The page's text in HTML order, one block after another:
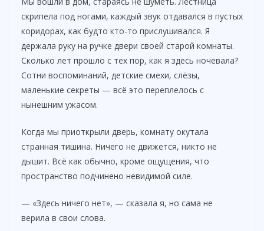
скрипела под ногами, каждый звук отдавался в пустых
коридорах, как будто кто-то прислушивался. Я
держала руку на ручке двери своей старой комнаты.
Сколько лет прошло с тех пор, как я здесь ночевала?
Сотни воспоминаний, детские смехи, слёзы,
маленькие секреты — всё это переплелось с
нынешним ужасом.
Когда мы приоткрыли дверь, комнату окутала
странная тишина. Ничего не движется, никто не
дышит. Всё как обычно, кроме ощущения, что
пространство подчинено невидимой силе.
— «Здесь ничего нет», — сказала я, но сама не
верила в свои слова.